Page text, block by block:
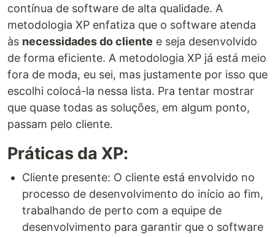
contínua de software de alta qualidade. A
metodologia XP enfatiza que o software atenda
às necessidades do cliente e seja desenvolvido
de forma eficiente. A metodologia XP já está meio
fora de moda, eu sei, mas justamente por isso que
escolhi colocá-la nessa lista. Pra tentar mostrar
que quase todas as soluções, em algum ponto,
passam pelo cliente.
Práticas da XP:
Cliente presente: O cliente está envolvido no
processo de desenvolvimento do início ao fim,
trabalhando de perto com a equipe de
desenvolvimento para garantir que o software